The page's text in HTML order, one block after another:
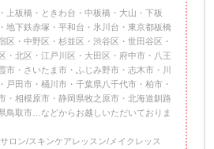
上板橋・ときわ台・中板橋・大山・下板
地下鉄赤塚・平和台・氷川台・東京都板橋
区・中野区・杉並区・渋谷区・世田谷区・
・北区・江戸川区・大田区・府中市・八王
市・さいたま市・ふじみ野市・志木市・川
戸田市・桶川市・千葉県八千代市・柏市・
・相模原市・静岡県牧之原市・北海道釧路
鳥取市…などからお越しいただいておりま
ロン/スキンケアレッスン/メイクレッス